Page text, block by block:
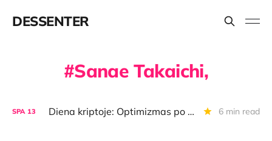
DESSENTER
Sanae Takaichi,
SPA 13 Diena kriptoje: Optimizmas po "flash crash", euro zonos narė investavo į BTC, kripto algos ir dar daugiau 6 min read